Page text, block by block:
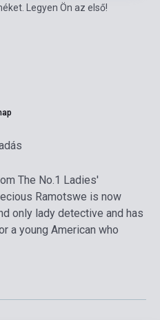
Legyen Ön az első!
The No.1 Ladies'
Ramotswe is now
only lady detective and has
a young American who